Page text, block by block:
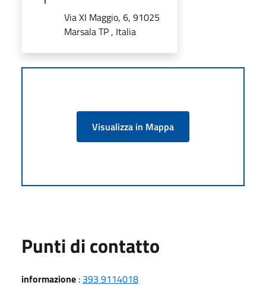
Via XI Maggio, 6, 91025
Marsala TP , Italia
Visualizza in Mappa
Punti di contatto
informazione : 393 9114018